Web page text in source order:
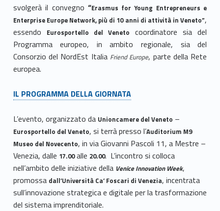
svolgerà il convegno “Erasmus for Young Entrepreneurs e
Enterprise Europe Network, più di 10 anni di attività in Veneto”,
essendo
Eurosportello del Veneto coordinatore sia del
Programma europeo, in ambito regionale, sia del
Consorzio del NordEst Italia Friend Europe, parte della Rete
europea.
IL PROGRAMMA DELLA GIORNATA
L’evento, organizzato da Unioncamere del Veneto –
Eurosportello del Veneto, si terrà presso l’Auditorium M9
Museo del Novecento, in via Giovanni Pascoli 11, a Mestre –
Venezia, dalle 17.00alle 20.00. L’incontro si colloca
nell’ambito delle iniziative della Venice Innovation Week,
promossa dall’Università Ca’ Foscari di Venezia, incentrata
sull’innovazione strategica e digitale per la trasformazione
del sistema imprenditoriale.